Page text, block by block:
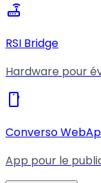
router
RSI Bridge
Hardware pour
smartphone
Converso
App pour le